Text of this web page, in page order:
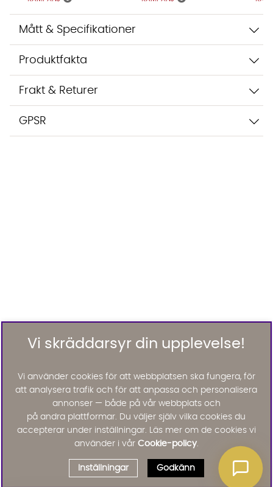
Mått & Specifikationer
Produktfakta
Frakt & Returer
GPSR
Vi skräddarsyr din upplevelse!
Vi använder cookies för att webbplatsen ska fungera, för
att analysera trafik och för att anpassa och personalisera
annonser — både på vår webbplats och
på andra plattformar. Du väljer själv vilka cookies du
accepterar under inställningar. Läs mer om de cookies vi
använder i vår Cookie-policy.
Inställningar Godkänn